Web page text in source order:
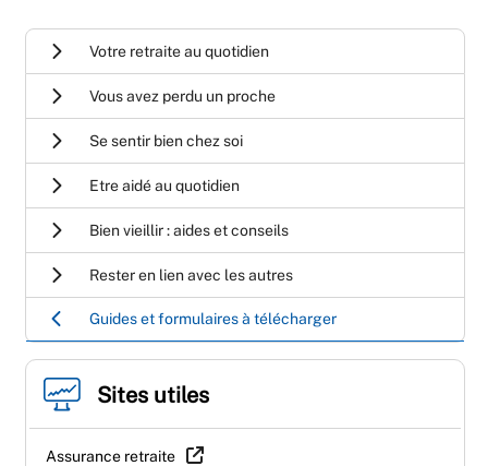
Votre retraite au quotidien
Vous avez perdu un proche
Se sentir bien chez soi
Etre aidé au quotidien
Bien vieillir : aides et conseils
Rester en lien avec les autres
Guides et formulaires à télécharger
Sites utiles
Assurance retraite